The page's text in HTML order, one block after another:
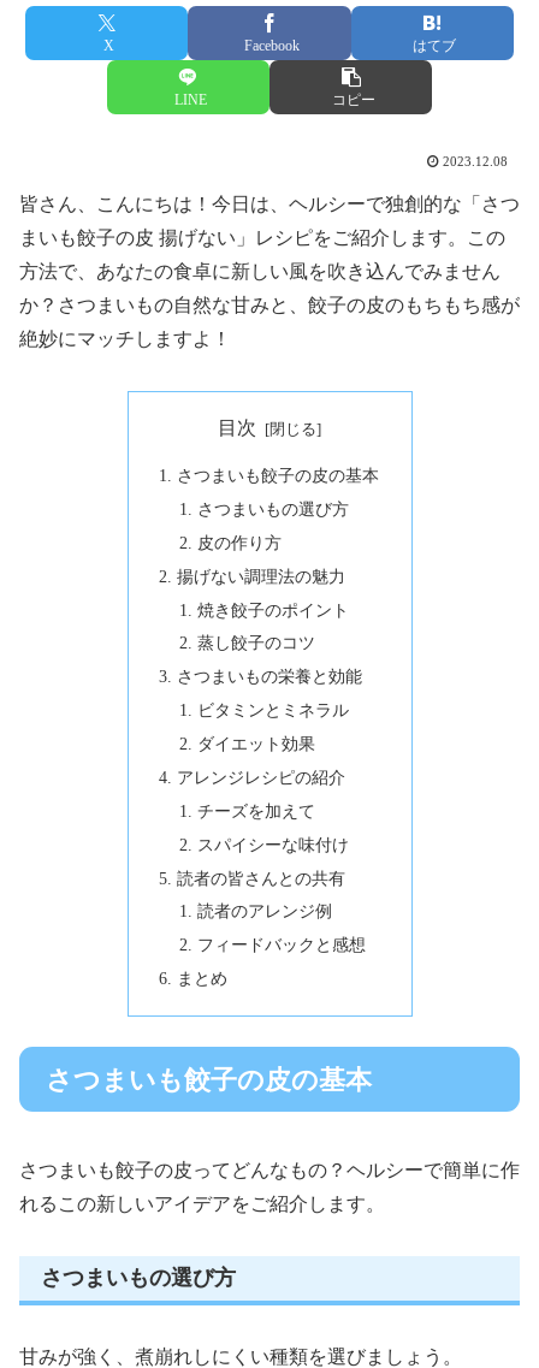
X Facebook はてブ
LINE コピー
2023.12.08
皆さん、こんにちは！今日は、ヘルシーで独創的な「さつ
まいも餃子の皮 揚げない」レシピをご紹介します。この
方法で、あなたの食卓に新しい風を吹き込んでみません
か？さつまいもの自然な甘みと、餃子の皮のもちもち感が
絶妙にマッチしますよ！
目次
さつまいも餃子の皮の基本
さつまいもの選び方
皮の作り方
揚げない調理法の魅力
焼き餃子のポイント
蒸し餃子のコツ
さつまいもの栄養と効能
ビタミンとミネラル
ダイエット効果
アレンジレシピの紹介
チーズを加えて
スパイシーな味付け
読者の皆さんとの共有
読者のアレンジ例
フィードバックと感想
まとめ
さつまいも餃子の皮の基本
さつまいも餃子の皮ってどんなもの？ヘルシーで簡単に作
れるこの新しいアイデアをご紹介します。
さつまいもの選び方
甘みが強く、煮崩れしにくい種類を選びましょう。